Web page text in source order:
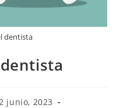
dentista
2 junio, 2023